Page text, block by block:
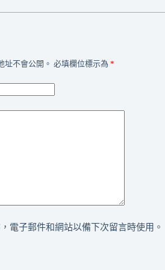
址不會公開。 必填欄位標示為 *
電子郵件和網站以備下次留言時使用。